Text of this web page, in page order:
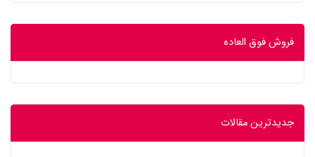
فروش فوق العاده
جدیدترین مقالات